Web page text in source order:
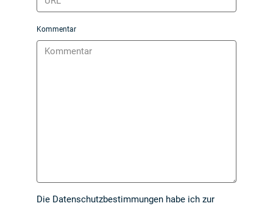
Kommentar
Die Datenschutzbestimmungen habe ich zur